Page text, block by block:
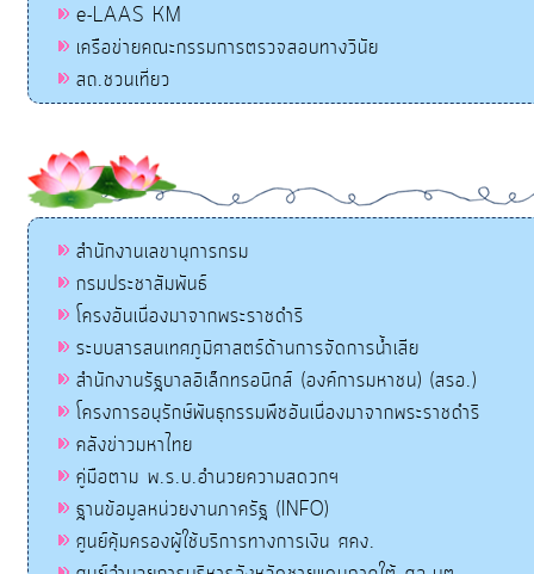
e-LAAS KM
เครือข่ายคณะกรรมการตรวจสอบทางวินัย
สถ.ชวนเที่ยว
สำนักงานเลขานุการกรม
กรมประชาสัมพันธ์
โครงอันเนื่องมาจากพระราชดำริ
ระบบสารสนเทศภูมิศาสตร์ด้านการจัดการน้ำเสีย
สำนักงานรัฐบาลอิเล็กทรอนิกส์ (องค์การมหาชน) (สรอ.)
โครงการอนุรักษ์พันธุกรรมพืชอันเนื่องมาจากพระราชดำริ
คลังข่าวมหาไทย
คู่มือตาม พ.ร.บ.อำนวยความสดวกฯ
ฐานข้อมูลหน่วยงานภาครัฐ (INFO)
ศูนย์คุ้มครองผู้ใช้บริการทางการเงิน ศคง.